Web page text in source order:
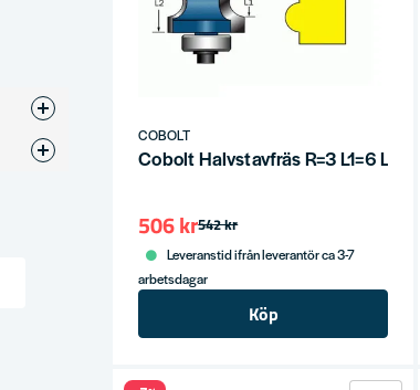
COBOLT
Cobolt Halvstavfräs R=3 L1=6 L2=16
542 kr
506 kr
Leveranstid ifrån leverantör ca 3-7
arbetsdagar
Köp